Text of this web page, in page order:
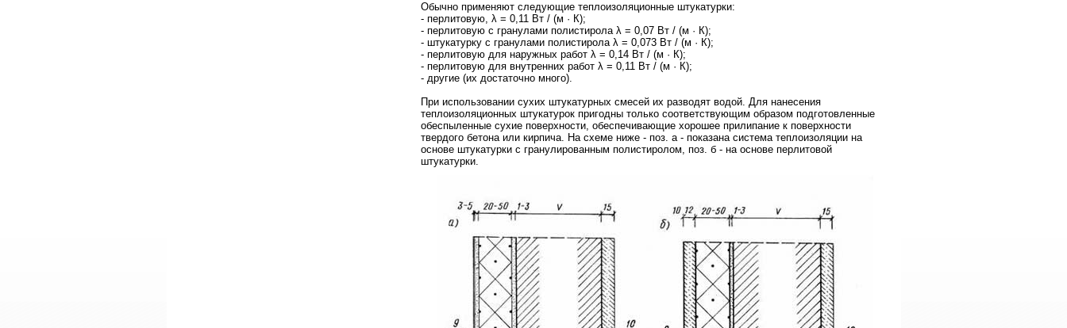
Обычно применяют следующие теплоизоляционные штукатурки:
- перлитовую, λ = 0,11 Вт / (м · К);
- перлитовую с гранулами полистирола λ = 0,07 Вт / (м · К);
- штукатурку с гранулами полистирола λ = 0,073 Вт / (м · К);
- перлитовую для наружных работ λ = 0,14 Вт / (м · К);
- перлитовую для внутренних работ λ = 0,11 Вт / (м · К);
- другие (их достаточно много).
При использовании сухих штукатурных смесей их разводят водой. Для нанесения
теплоизоляционных штукатурок пригодны только соответствующим образом подготовленные
обеспыленные сухие поверхности, обеспечивающие хорошее прилипание к поверхности
твердого бетона или кирпича. На схеме ниже - поз. а - показана система теплоизоляции на
основе штукатурки с гранулированным полистиролом, поз. б - на основе перлитовой
штукатурки.